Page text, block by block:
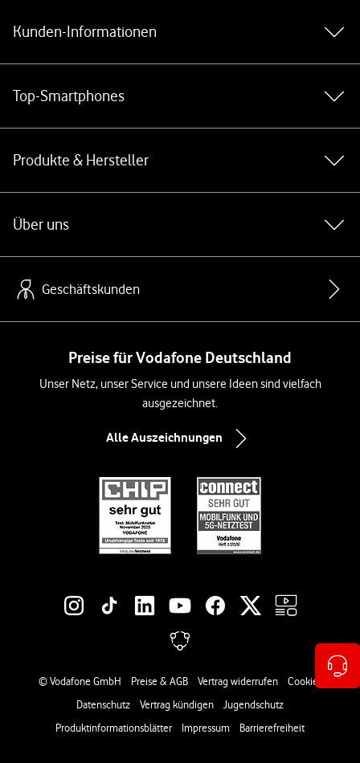
Kunden-Informationen
Top-Smartphones
Produkte & Hersteller
Über uns
Geschäftskunden
Preise für Vodafone Deutschland
Unser Netz, unser Service und unsere Ideen sind vielfach
ausgezeichnet.
Alle Auszeichnungen
Social-Media-Links
Rechtliche Links
© Vodafone GmbH Preise & AGB Vertrag widerrufen
Cookies
Datenschutz
Vertrag kündigen
Jugendschutz
Produktinformationsblätter
Impressum Barrierefreiheit